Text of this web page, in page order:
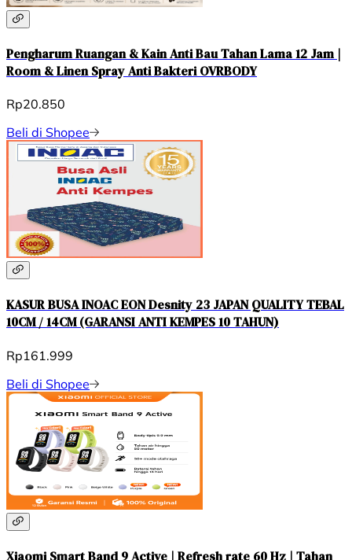
Pengharum Ruangan & Kain Anti Bau Tahan Lama 12 Jam |
Room & Linen Spray Anti Bakteri OVRBODY
Rp20.850
Beli di Shopee
KASUR BUSA INOAC EON Desnity 23 JAPAN QUALITY TEBAL
10CM / 14CM (GARANSI ANTI KEMPES 10 TAHUN)
Rp161.999
Beli di Shopee
Xiaomi Smart Band 9 Active | Refresh rate 60 Hz | Tahan